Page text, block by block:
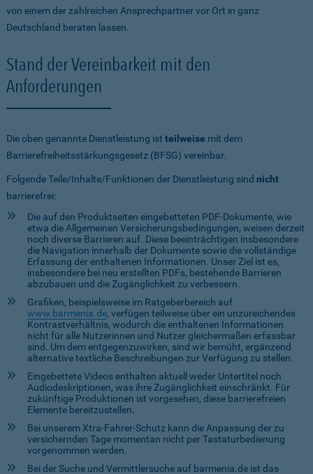
von einem der zahlreichen Ansprechpartner vor Ort in ganz
Deutschland beraten lassen.
Stand der Vereinbarkeit mit den
Anforderungen
Die oben genannte Dienstleistung ist teilweise mit dem
Barrierefreiheitsstärkungsgesetz (BFSG) vereinbar.
Folgende Teile/Inhalte/Funktionen der Dienstleistung sind nicht
barrierefrei:
Die auf den Produktseiten eingebetteten PDF-Dokumente, wie
etwa die Allgemeinen Versicherungsbedingungen, weisen derzeit
noch diverse Barrieren auf. Diese beeinträchtigen insbesondere
die Navigation innerhalb der Dokumente sowie die vollständige
Erfassung der enthaltenen Informationen. Unser Ziel ist es,
insbesondere bei neu erstellten PDFs, bestehende Barrieren
abzubauen und die Zugänglichkeit zu verbessern.
Grafiken, beispielsweise im Ratgeberbereich auf
www.barmenia.de, verfügen teilweise über ein unzureichendes
Kontrastverhältnis, wodurch die enthaltenen Informationen
nicht für alle Nutzerinnen und Nutzer gleichermaßen erfassbar
sind. Um dem entgegenzuwirken, sind wir bemüht, ergänzend
alternative textliche Beschreibungen zur Verfügung zu stellen.
Eingebettete Videos enthalten aktuell weder Untertitel noch
Audiodeskriptionen, was ihre Zugänglichkeit einschränkt. Für
zukünftige Produktionen ist vorgesehen, diese barrierefreien
Elemente bereitzustellen.
Bei unserem Xtra-Fahrer-Schutz kann die Anpassung der zu
versichernden Tage momentan nicht per Tastaturbedienung
vorgenommen werden.
Bei der Suche und Vermittlersuche auf barmenia.de ist das